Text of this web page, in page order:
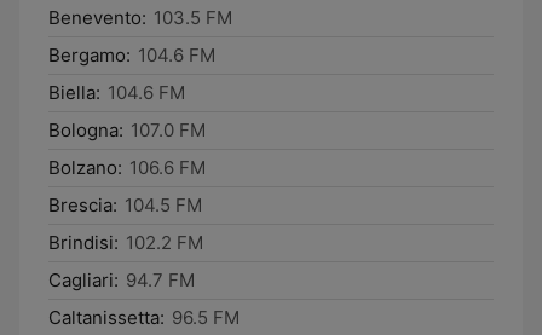
Benevento: 103.5 FM
Bergamo: 104.6 FM
Biella: 104.6 FM
Bologna: 107.0 FM
Bolzano: 106.6 FM
Brescia: 104.5 FM
Brindisi: 102.2 FM
Cagliari: 94.7 FM
Caltanissetta: 96.5 FM